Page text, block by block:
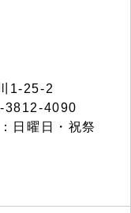
1-25-2
3812-4090
日曜日・祝祭